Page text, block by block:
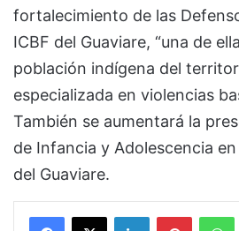
fortalecimiento de las
ICBF del Guaviare, “una de
población indígena del
especializada en violencias
También se aumentará la
de Infancia y Adolescencia
del Guaviare.
Facebook
X LinkedInPinterest